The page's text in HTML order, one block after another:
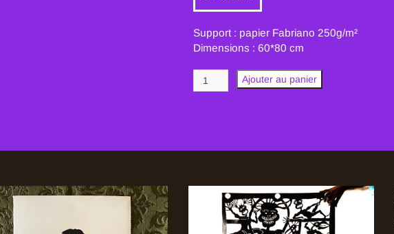
Support : papier Fabriano 250g/m²
Dimensions : 60*80 cm
quantité
de
Ajouter au panier